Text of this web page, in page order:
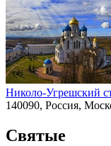
Николо-Угрешский
140090, Россия,
Святые